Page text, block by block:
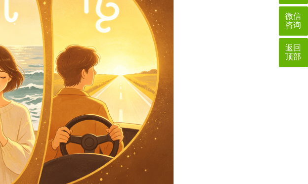
微信
咨询
返回
顶部